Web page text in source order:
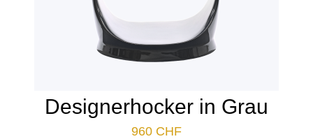
Designerhocker in Grau
960 CHF